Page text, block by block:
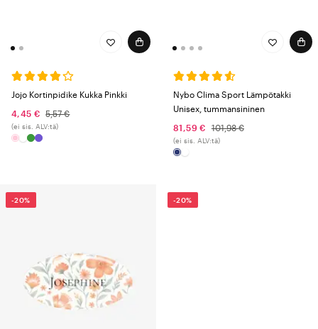
Jojo Kortinpidike Kukka Pinkki
4,45 €
5,57 €
(ei sis. ALV:tä)
Nybo Clima Sport Lämpötakki
Unisex, tummansininen
81,59 €
101,98 €
(ei sis. ALV:tä)
-20% -20%